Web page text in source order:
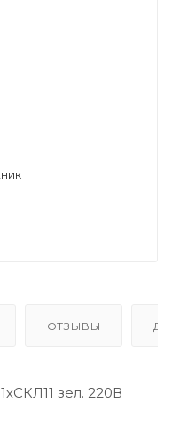
ОТЗЫВЫ
зел. 220В